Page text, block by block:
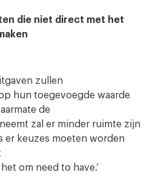
die niet direct met het
zullen
hun toegevoegde waarde
de
zal er minder ruimte zijn
er keuzes moeten worden
om need to have.’